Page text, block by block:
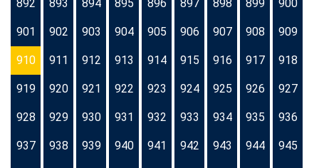
892 893 894 895 896 897 898 899 900
901 902 903 904 905 906 907 908 909
910 911 912 913 914 915 916 917 918
919 920 921 922 923 924 925 926 927
928 929 930 931 932 933 934 935 936
937 938 939 940 941 942 943 944 945